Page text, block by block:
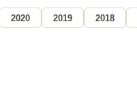
2020 2019 2018